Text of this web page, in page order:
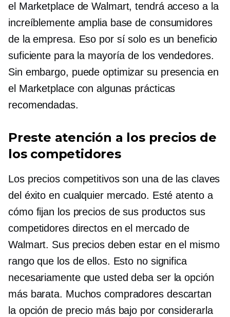
el Marketplace de Walmart, tendrá acceso a la
increíblemente amplia base de consumidores
de la empresa. Eso por sí solo es un beneficio
suficiente para la mayoría de los vendedores.
Sin embargo, puede optimizar su presencia en
el Marketplace con algunas prácticas
recomendadas.
Preste atención a los precios de
los competidores
Los precios competitivos son una de las claves
del éxito en cualquier mercado. Esté atento a
cómo fijan los precios de sus productos sus
competidores directos en el mercado de
Walmart. Sus precios deben estar en el mismo
rango que los de ellos. Esto no significa
necesariamente que usted deba ser la opción
más barata. Muchos compradores descartan
la opción de precio más bajo por considerarla